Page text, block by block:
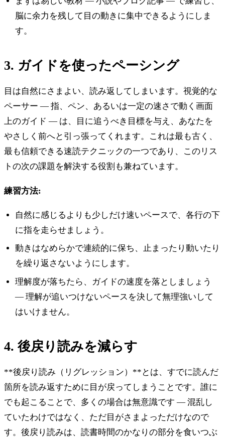
脳に余力を残して目の動きに集中できるようにしま
す。
3. ガイドを使ったペーシング
目は自然にさまよい、読み返してしまいます。視覚的な
ペーサー — 指、ペン、あるいは一定の速さで動く画面
上のガイド — は、目に追うべき目標を与え、あなたを
やさしく前へと引っ張ってくれます。これは最も古く、
最も信頼できる速読テクニックの一つであり、このリス
トの次の課題を解決する役割も兼ねています。
練習方法:
自然に感じるよりも少しだけ速いペースで、各行の下
に指を走らせましょう。
動きはなめらかで連続的に保ち、止まったり動いたり
を繰り返さないようにします。
理解度が落ちたら、ガイドの速度を落としましょう
— 理解が追いつけないペースを決して無理強いして
はいけません。
4. 後戻り読みを減らす
**後戻り読み（リグレッション）**とは、すでに読んだ
箇所を読み返すために目が戻ってしまうことです。誰に
でも起こることで、多くの場合は無意識です — 混乱し
ていたわけではなく、ただ目がさまよっただけなので
す。後戻り読みは、読書時間のかなりの部分を食いつぶ